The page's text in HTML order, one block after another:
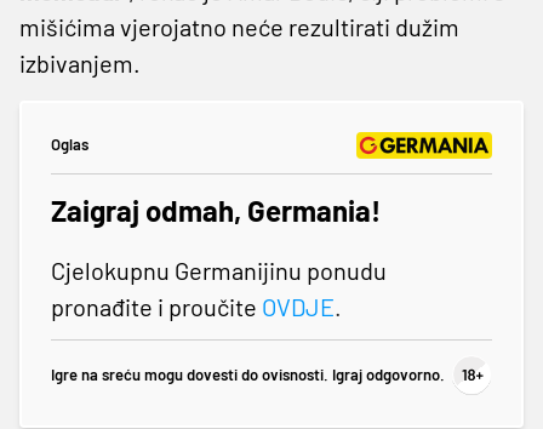
mišićima vjerojatno neće rezultirati dužim
izbivanjem.
Oglas
Zaigraj odmah, Germania!
Cjelokupnu Germanijinu ponudu
pronađite i proučite OVDJE.
Igre na sreću mogu dovesti do ovisnosti. Igraj odgovorno.